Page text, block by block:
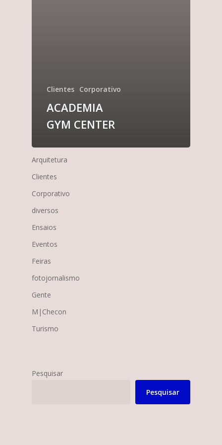
Clientes Corporativo
ACADEMIA
GYM CENTER
Arquitetura
Clientes
Corporativo
diversos
Ensaios
Eventos
Feiras
fotojornalismo
Gente
M|Checon
Turismo
Pesquisar
Pesquisar